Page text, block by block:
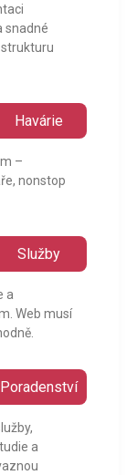
snadné
Havárie
–
nonstop
Služby
a
Web musí
Poradenství
a